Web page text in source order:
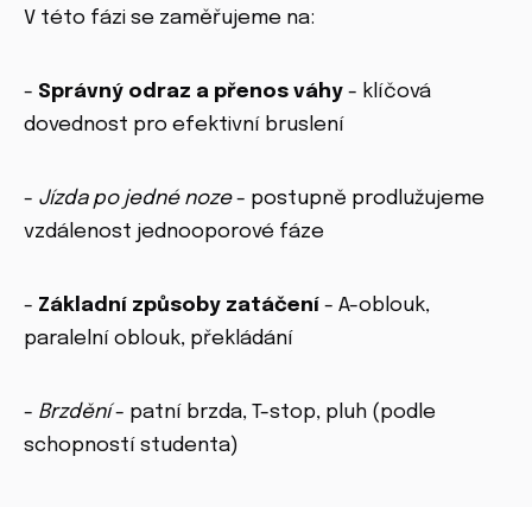
V této fázi se zaměřujeme na:
- Správný odraz a přenos váhy - klíčová
dovednost pro efektivní bruslení
- Jízda po jedné noze- postupně prodlužujeme
vzdálenost jednooporové fáze
- Základní způsoby zatáčení - A-oblouk,
paralelní oblouk, překládání
- Brzdění- patní brzda, T-stop, pluh (podle
schopností studenta)